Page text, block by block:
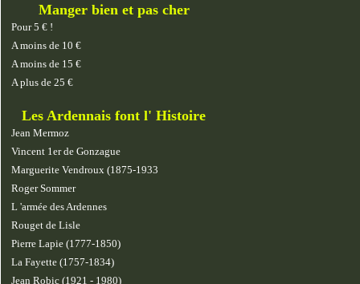
Manger bien et pas cher
Pour 5 € !
A moins de 10 €
A moins de 15 €
A plus de 25 €
Les Ardennais font l' Histoire
Jean Mermoz
Vincent 1er de Gonzague
Marguerite Vendroux (1875-1933
Roger Sommer
L 'armée des Ardennes
Rouget de Lisle
Pierre Lapie (1777-1850)
La Fayette (1757-1834)
Jean Robic (1921 - 1980)